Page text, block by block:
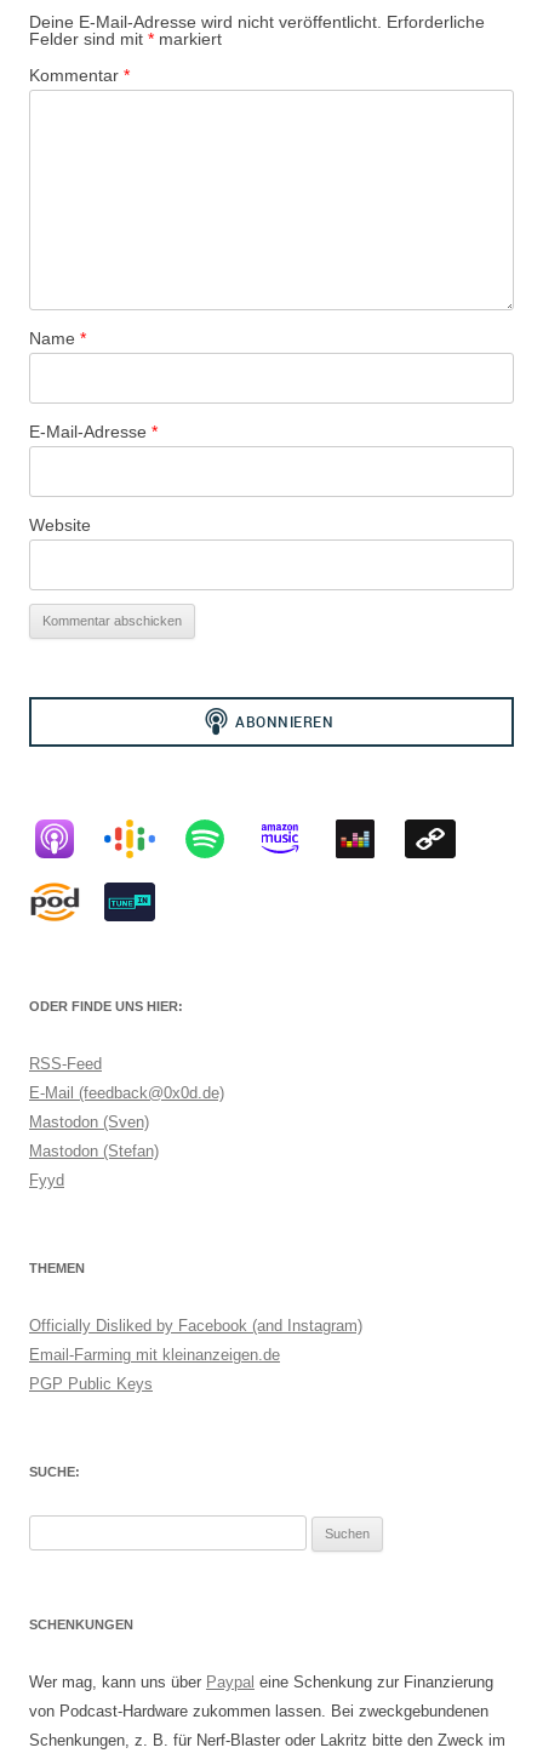
Deine E-Mail-Adresse wird nicht veröffentlicht. Erforderliche
Felder sind mit * markiert
Kommentar *
Name *
E-Mail-Adresse *
Website
ODER FINDE UNS HIER:
RSS-Feed
E-Mail (feedback@0x0d.de)
Mastodon (Sven)
Mastodon (Stefan)
Fyyd
THEMEN
Officially Disliked by Facebook (and Instagram)
Email-Farming mit kleinanzeigen.de
PGP Public Keys
SUCHE:
SCHENKUNGEN
Wer mag, kann uns über Paypal eine Schenkung zur Finanzierung
von Podcast-Hardware zukommen lassen. Bei zweckgebundenen
Schenkungen, z. B. für Nerf-Blaster oder Lakritz bitte den Zweck im